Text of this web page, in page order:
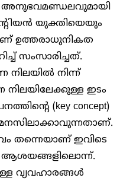
അനുഭവമണ്ഡലവുമായി
യുക്തിയെയും
ഉത്തരാധുനികത
സംസാരിച്ചത്.
നിലയിൽ നിന്ന്
നിലയിലേക്കുള്ള ഇടം
(key concept)
മനസിലാക്കാവുന്നതാണ്.
തന്നെയാണ് ഇവിടെ
ആശയങ്ങളിലൊന്ന്.
വ്യവഹാരങ്ങൾ